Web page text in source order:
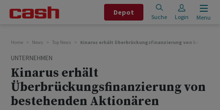
Depot
Suche Login Menu
Home News Top News Kinarus erhält Überbrückungsfinanzierung von
UNTERNEHMEN
Kinarus erhält
Überbrückungsfinanzierung von
bestehenden Aktionären